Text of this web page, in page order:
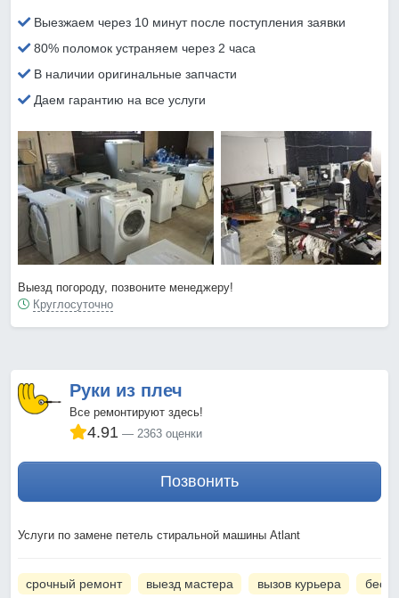
Выезжаем через 10 минут после поступления заявки
80% поломок устраняем через 2 часа
В наличии оригинальные запчасти
Даем гарантию на все услуги
Выезд погороду, позвоните менеджеру!
Круглосуточно
Руки из плеч
Все ремонтируют здесь!
4.91 2363 оценки
Позвонить
Услуги по замене петель стиральной машины Atlant
срочный ремонт выезд мастера вызов курьера